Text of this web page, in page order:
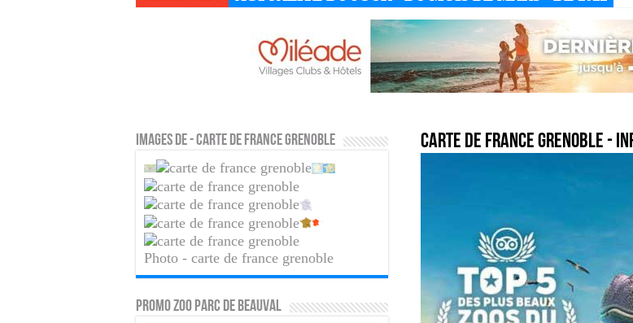
carte de france grenoble -
Images de - carte de france grenoble
Photo - carte de france grenoble
PROMO ZOO PARC DE BEAUVAL